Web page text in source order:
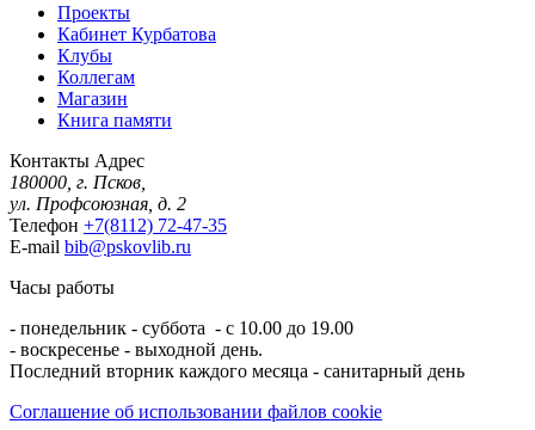
Проекты
Кабинет Курбатова
Клубы
Коллегам
Магазин
Книга памяти
Контакты Адрес
180000, г. Псков,
ул. Профсоюзная, д. 2
Телефон +7(8112) 72-47-35
E-mail bib@pskovlib.ru
Часы работы
- понедельник - суббота - с 10.00 до 19.00
- воскресенье - выходной день.
Последний вторник каждого месяца - санитарный день
Соглашение об использовании файлов cookie